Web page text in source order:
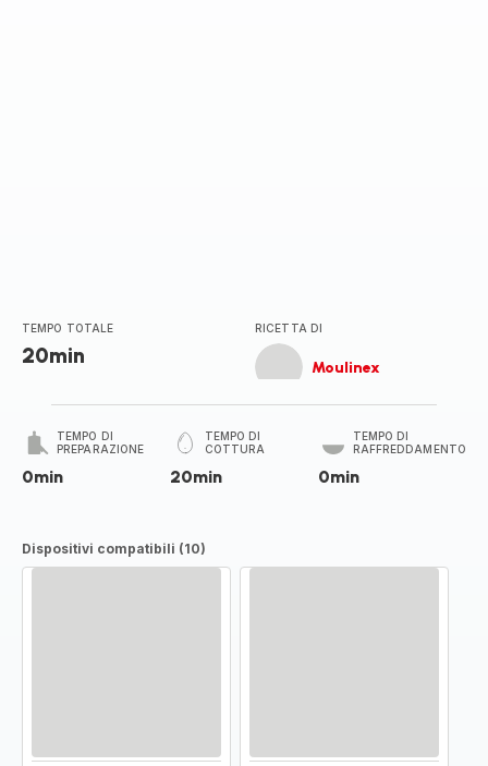
TEMPO TOTALE
20min
RICETTA DI
Moulinex
TEMPO DI
PREPARAZIONE
0min
TEMPO DI
COTTURA
20min
TEMPO DI
RAFFREDDAMENTO
0min
Dispositivi compatibili (10)